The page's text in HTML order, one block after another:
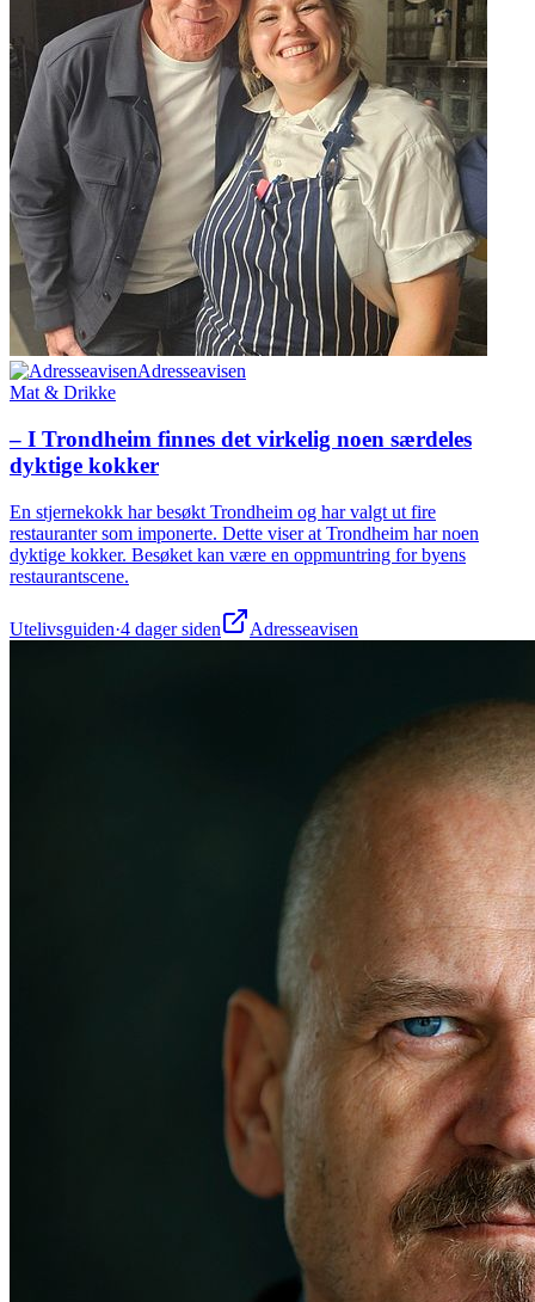
Adresseavisen
Mat & Drikke
– I Trondheim finnes det virkelig noen særdeles
dyktige kokker
En stjernekokk har besøkt Trondheim og har valgt ut fire
restauranter som imponerte. Dette viser at Trondheim har noen
dyktige kokker. Besøket kan være en oppmuntring for byens
restaurantscene.
Utelivsguiden·4 dager siden Adresseavisen